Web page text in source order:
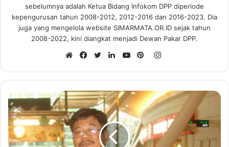
sebelumnya adalah Ketua Bidang Infokom DPP diperiode
kepengurusan tahun 2008-2012, 2012-2016 dan 2016-2023. Dia
juga yang mengelola website SIMARMATA.OR.ID sejak tahun
2008-2022, kini diangkat menjadi Dewan Pakar DPP.
e
b
s
i
t
e
a
c
e
b
o
o
w
i
t
t
e
r
i
n
k
e
d
I
o
u
T
u
b
e
i
n
t
e
r
e
I
s
t
a
g
a